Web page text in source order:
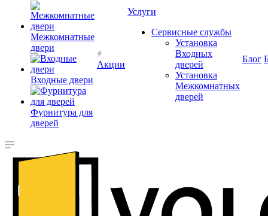
Межкомнатные
двери
Входные двери
Фурнитура для
дверей
Акции
Услуги
Сервисные службы
Установка
Входных
дверей
Установка
Межкомнатных
дверей
Блог